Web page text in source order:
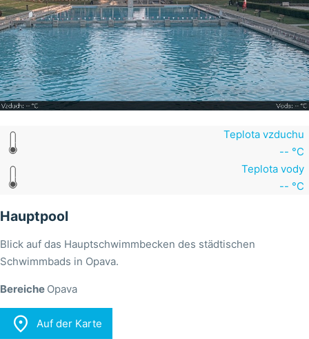
Teplota vzduchu
-- °C
Teplota vody
-- °C
Hauptpool
Blick auf das Hauptschwimmbecken des städtischen
Schwimmbads in Opava.
Bereiche Opava
 Auf der Karte